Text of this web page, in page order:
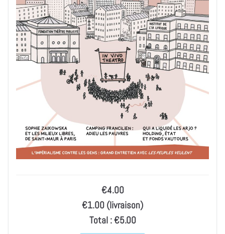
€4.00
€1.00 (livraison)
Total :€5.00